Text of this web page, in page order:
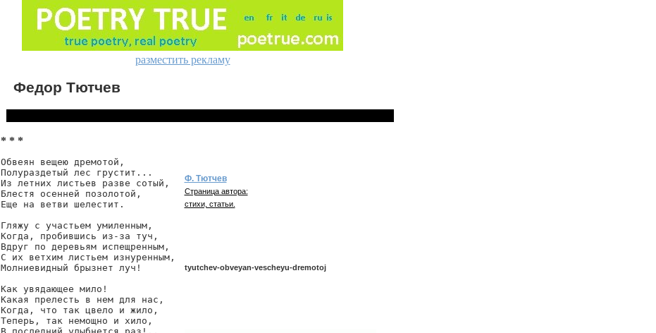
разместить рекламу
Федор Тютчев
* * *
Обвеян вещею дремотой,
Полураздетый лес грустит...
Из летних листьев разве сотый,
Блестя осенней позолотой,
Еще на ветви шелестит.
Гляжу с участьем умиленным,
Когда, пробившись из-за туч,
Вдруг по деревьям испещренным,
С их ветхим листьем изнуренным,
Молниевидный брызнет луч!
Как увядающее мило!
Какая прелесть в нем для нас,
Когда, что так цвело и жило,
Теперь, так немощно и хило,
Ф. Тютчев
Страница автора:
стихи, статьи.
tyutchev-obveyan-vescheyu-dremotoj